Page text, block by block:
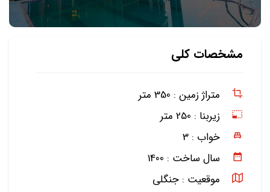
مشخصات کلی
متراژ زمین : 350 متر
زیربنا : 250 متر
خواب : 3
سال ساخت : 1400
موقعیت : جنگلی